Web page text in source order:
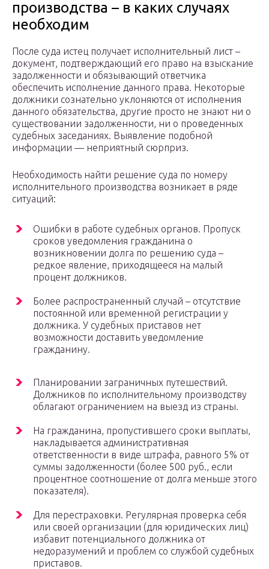
производства – в каких случаях
необходим
После суда истец получает исполнительный лист –
документ, подтверждающий его право на взыскание
задолженности и обязывающий ответчика
обеспечить исполнение данного права. Некоторые
должники сознательно уклоняются от исполнения
данного обязательства, другие просто не знают ни о
существовании задолженности, ни о проведенных
судебных заседаниях. Выявление подобной
информации — неприятный сюрприз.
Необходимость найти решение суда по номеру
исполнительного производства возникает в ряде
ситуаций:
Ошибки в работе судебных органов. Пропуск
сроков уведомления гражданина о
возникновении долга по решению суда –
редкое явление, приходящееся на малый
процент должников.
Более распространенный случай – отсутствие
постоянной или временной регистрации у
должника. У судебных приставов нет
возможности доставить уведомление
гражданину.
Планировании заграничных путешествий.
Должников по исполнительному производству
облагают ограничением на выезд из страны.
На гражданина, пропустившего сроки выплаты,
накладывается административная
ответственности в виде штрафа, равного 5% от
суммы задолженности (более 500 руб., если
процентное соотношение от долга меньше этого
показателя).
Для перестраховки. Регулярная проверка себя
или своей организации (для юридических лиц)
избавит потенциального должника от
недоразумений и проблем со службой судебных
приставов.